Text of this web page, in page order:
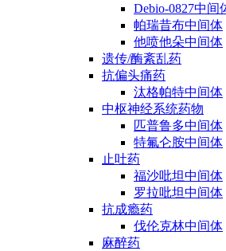
Debio-0827中间
帕瑞昔布中间体
他喷他朵中间体
遗传/酶紊乱药
抗偏头痛药
汰格帕特中间体
中枢神经系统药物
匹普鲁多中间体
特氟仑胺中间体
止吐药
福沙吡坦中间体
罗拉吡坦中间体
抗成瘾药
伐伦克林中间体
麻醉药